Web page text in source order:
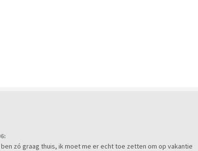
zó graag thuis, ik moet me er echt toe zetten om op vakantie